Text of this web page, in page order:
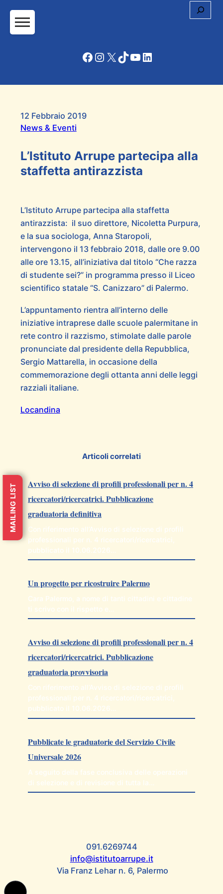
Facebook
Instagram
X TikTok
YouTube
LinkedIn
12 Febbraio 2019
News & Eventi
L’Istituto Arrupe partecipa alla
staffetta antirazzista
L’Istituto Arrupe partecipa alla staffetta
antirazzista: il suo direttore, Nicoletta Purpura,
e la sua sociologa, Anna Staropoli,
intervengono il 13 febbraio 2018, dalle ore 9.00
alle ore 13.15, all’iniziativa dal titolo “Che razza
di studente sei?” in programma presso il Liceo
scientifico statale “S. Canizzaro” di Palermo.
L’appuntamento rientra all’interno delle
iniziative intraprese dalle scuole palermitane in
rete contro il razzismo, stimolate dalle parole
pronunciate dal presidente della Repubblica,
Sergio Mattarella, in occasione della
commemorazione degli ottanta anni delle leggi
razziali italiane.
Locandina
Articoli correlati
Avviso di selezione di profili professionali per n. 4
ricercatori/ricercatrici. Pubblicazione
graduatoria definitiva
Con riferimento all’Avviso di selezione di profili
professionali per n. 4 ricercatori/ricercatrici,
pubblicato il 10.06.2026…
Un progetto per ricostruire Palermo
Cara Palermo, a nome di tanti cittadini e cittadine
ti scrivo con il rispetto e…
Avviso di selezione di profili professionali per n. 4
ricercatori/ricercatrici. Pubblicazione
graduatoria provvisoria
Con riferimento all’Avviso di selezione di profili
professionali per n. 4 ricercatori/ricercatrici,
pubblicato il 10.06.2026…
Pubblicate le graduatorie del Servizio Civile
Universale 2026
A seguito della fase conclusiva delle operazioni
di selezione e di revisione di tutta la…
091.6269744
info@istitutoarrupe.it
Via Franz Lehar n. 6, Palermo
MAILING LIST